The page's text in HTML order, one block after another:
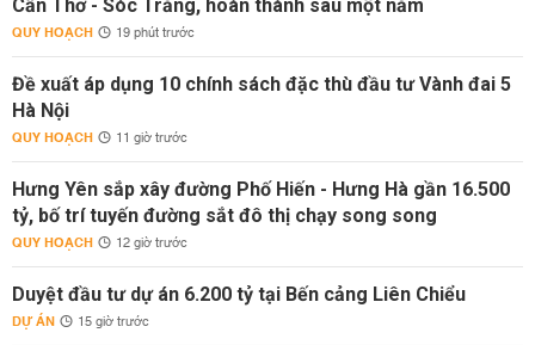
Cần Thơ - Sóc Trăng, hoàn thành sau một năm
QUY HOẠCH 19 phút trước
Đề xuất áp dụng 10 chính sách đặc thù đầu tư Vành đai 5
Hà Nội
QUY HOẠCH 11 giờ trước
Hưng Yên sắp xây đường Phố Hiến - Hưng Hà gần 16.500
tỷ, bố trí tuyến đường sắt đô thị chạy song song
QUY HOẠCH 12 giờ trước
Duyệt đầu tư dự án 6.200 tỷ tại Bến cảng Liên Chiểu
DỰ ÁN 15 giờ trước